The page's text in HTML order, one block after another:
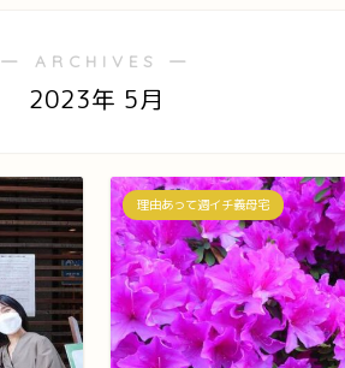
― ARCHIVES ―
2023年 5月
理由あって週イチ義母宅